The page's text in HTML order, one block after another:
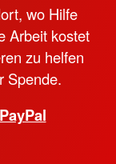
wo Hilfe
Arbeit kostet
zu helfen
Spende.
PayPal